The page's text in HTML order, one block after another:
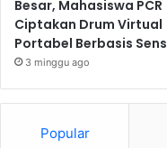
Besar, Mahasiswa PCR
Ciptakan Drum Virtual
Portabel Berbasis
3 minggu ago
Popular